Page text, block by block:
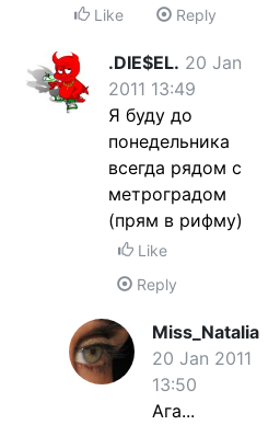
Like Reply
.DIE$EL. 20 Jan
2011 13:49
Я буду до
понедельника
всегда рядом с
метроградом
(прям в рифму)
Like
Reply
Miss_Natalia
20 Jan 2011
13:50
Ага...